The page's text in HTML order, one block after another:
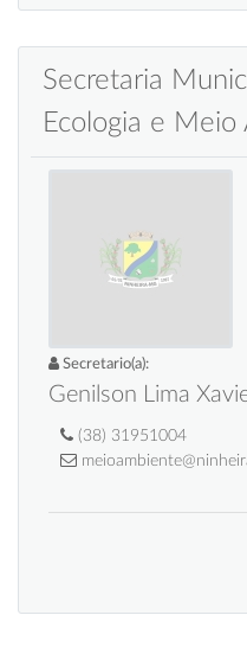
Secretaria
Ecologia e Meio
Secretario(a):
Genilson Lima
(38) 31951004